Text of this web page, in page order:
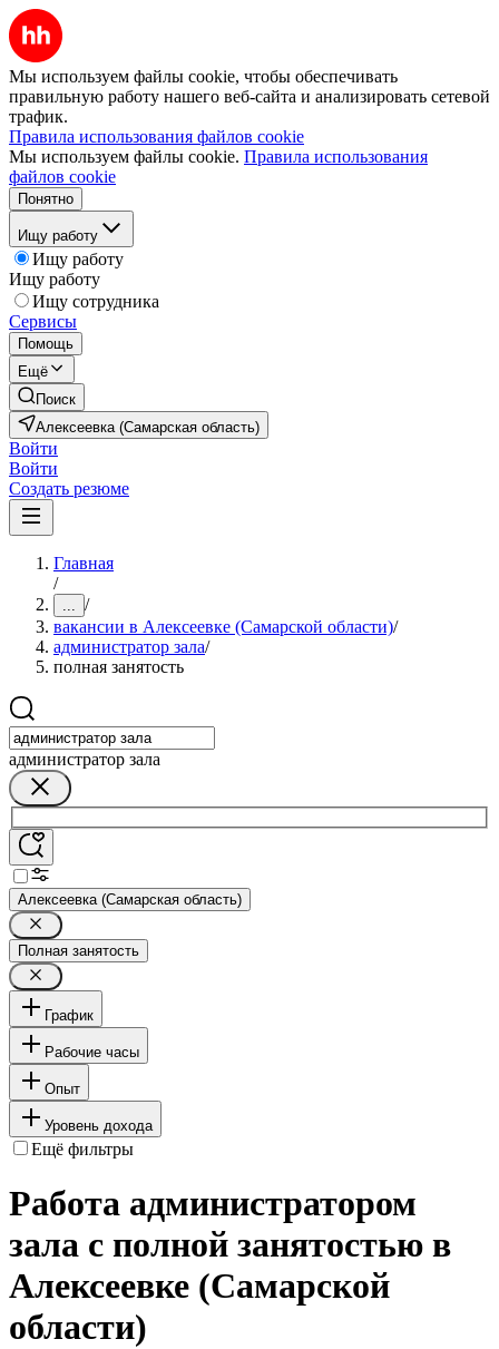
Мы используем файлы cookie, чтобы обеспечивать
правильную работу нашего веб-сайта и анализировать сетевой
трафик.
Правила использования файлов cookie
Мы используем файлы cookie. Правила использования
файлов cookie
Понятно
Ищу работу
Ищу работу
Ищу работу
Ищу сотрудника
Сервисы
Помощь
Ещё
Поиск
Алексеевка (Самарская область)
Войти
Войти
Создать резюме
Главная
/
... /
вакансии в Алексеевке (Самарской области)/
администратор зала/
полная занятость
администратор зала
Алексеевка (Самарская область)
Полная занятость
График
Рабочие часы
Опыт
Уровень дохода
Ещё фильтры
Работа администратором
зала с полной занятостью в
Алексеевке (Самарской
области)